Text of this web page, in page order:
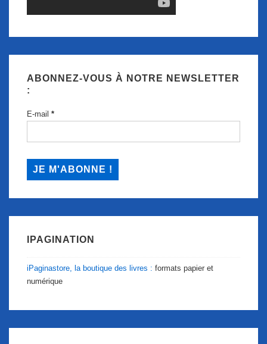
ABONNEZ-VOUS À NOTRE NEWSLETTER
:
E-mail *
IPAGINATION
iPaginastore, la boutique des livres : formats papier et
numérique